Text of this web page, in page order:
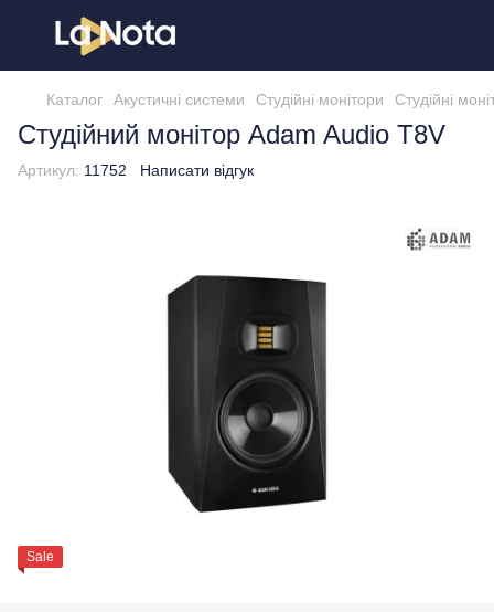
Каталог Акустичні системи Студійні монітори Студійні
Студійний монітор Adam Audio T8V
Артикул: 11752 Написати відгук
Sale